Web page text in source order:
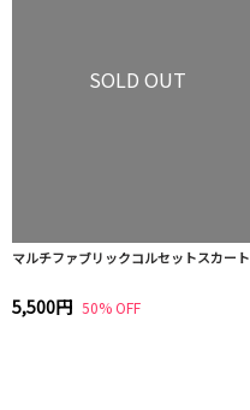
SOLD OUT
マルチファブリックコルセットスカート
5,500円 50% OFF